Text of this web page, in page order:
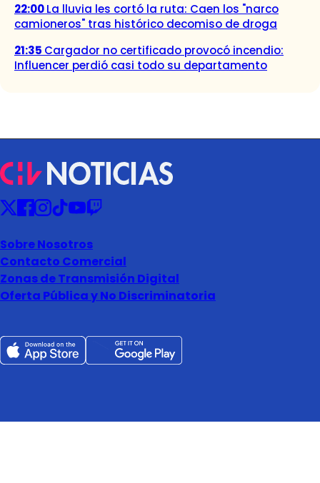
22:00La lluvia les cortó la ruta: Caen los "narco
camioneros" tras histórico decomiso de droga
21:35 Cargador no certificado provocó incendio:
Influencer perdió casi todo su departamento
Sobre Nosotros
Contacto Comercial
Zonas de Transmisión Digital
Oferta Pública y No Discriminatoria